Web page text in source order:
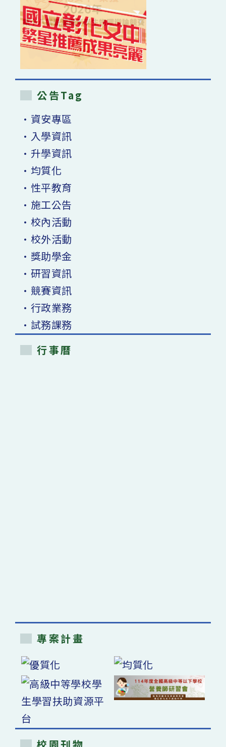
公告Tag
•資安專區
•入學資訊
•升學資訊
•均質化
•性平教育
•施工公告
•校內活動
•校外活動
•獎助學金
•研習資訊
•競賽資訊
•行政業務
•試務課務
行事曆
專案計畫
校園刊物